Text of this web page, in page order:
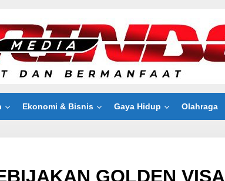
Ekonomi & Bisnis Gaya Hidup Olahraga
GOLDEN VISA